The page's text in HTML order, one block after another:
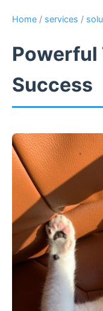
Home / services /
Powerful
Success